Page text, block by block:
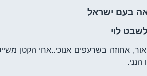
בעם ישראל
לוי
אחוזה בשרעפים אנוכי..אחי הקטן
הנני.